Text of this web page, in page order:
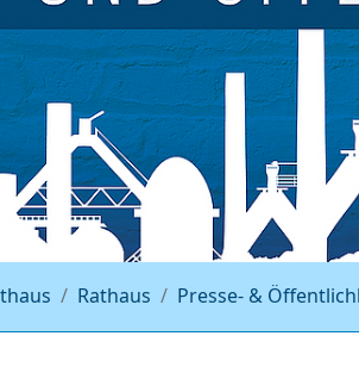
Rathaus Presse- &